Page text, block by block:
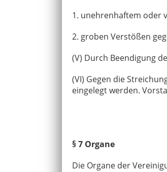
1. unehrenhaftem oder
2. groben Verstößen
(V) Durch Beendigung
(VI) Gegen die
eingelegt werden.
§ 7 Organe
Die Organe der